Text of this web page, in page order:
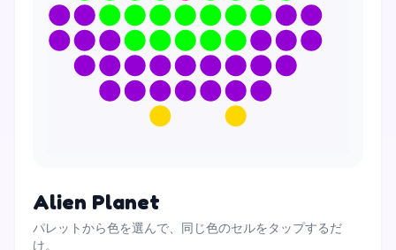
Alien Planet
パレットから色を選んで、同じ色のセルをタップするだ
け。